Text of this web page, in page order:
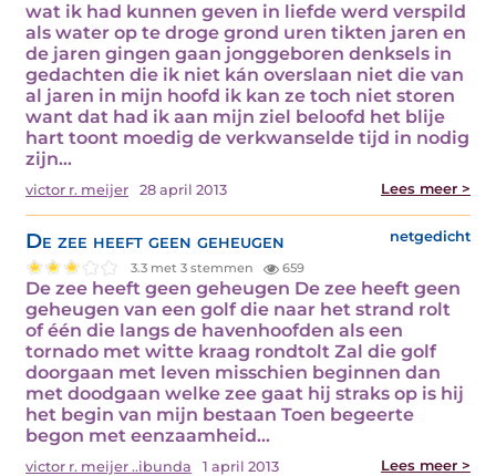
wat ik had kunnen geven in liefde werd verspild
als water op te droge grond uren tikten jaren en
de jaren gingen gaan jonggeboren denksels in
gedachten die ik niet kán overslaan niet die van
al jaren in mijn hoofd ik kan ze toch niet storen
want dat had ik aan mijn ziel beloofd het blije
hart toont moedig de verkwanselde tijd in nodig
zijn…
victor r. meijer 28 april 2013 Lees meer >
De zee heeft geen geheugen netgedicht
3.3 met 3 stemmen 659
De zee heeft geen geheugen De zee heeft geen
geheugen van een golf die naar het strand rolt
of één die langs de havenhoofden als een
tornado met witte kraag rondtolt Zal die golf
doorgaan met leven misschien beginnen dan
met doodgaan welke zee gaat hij straks op is hij
het begin van mijn bestaan Toen begeerte
begon met eenzaamheid…
victor r. meijer ..ibunda 1 april 2013 Lees meer >